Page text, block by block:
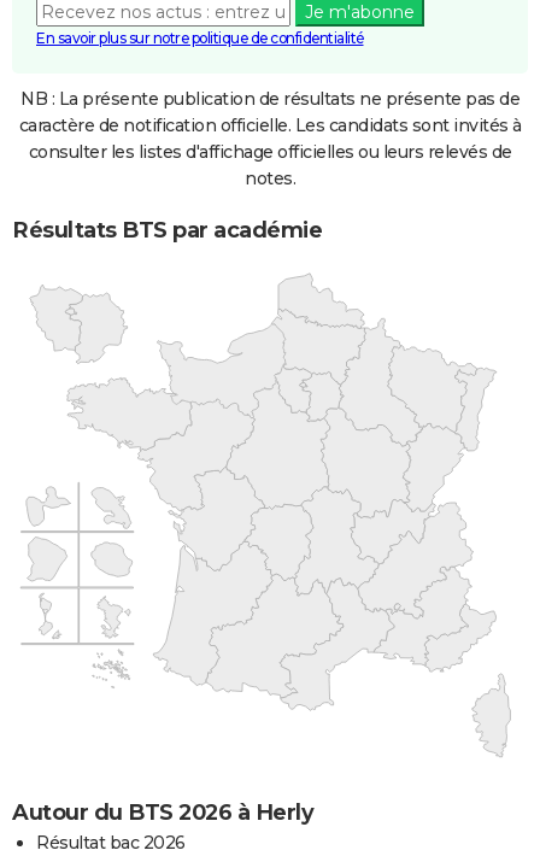
Je m'abonne
En savoir plus sur notre politique de confidentialité
NB : La présente publication de résultats ne présente pas de
caractère de notification officielle. Les candidats sont invités à
consulter les listes d'affichage officielles ou leurs relevés de
notes.
Résultats BTS par académie
Autour du BTS 2026 à Herly
Résultat bac 2026